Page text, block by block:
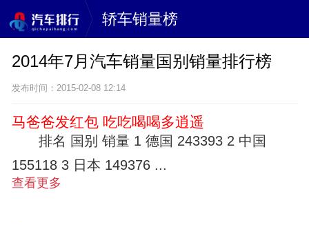
轿车销量榜
2014年7月汽车销量国别销量排行榜
发布时间：2015-02-08 12:14
马爸爸发红包 吃吃喝喝多逍遥
排名 国别 销量 1 德国 243393 2 中国
155118 3 日本 149376 ...
查看更多